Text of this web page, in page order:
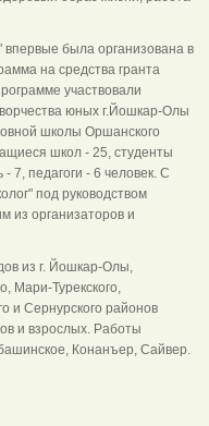
была организована в
на средства гранта
участвовали
юных г.Йошкар-Олы
школы Оршанского
школ - 25, студенты
7, педагоги - 6 человек. С
под руководством
из организаторов и
из г. Йошкар-Олы,
Мари-Турекского,
и Сернурского районов
и взрослых. Работы
Конанъер, Сайвер.